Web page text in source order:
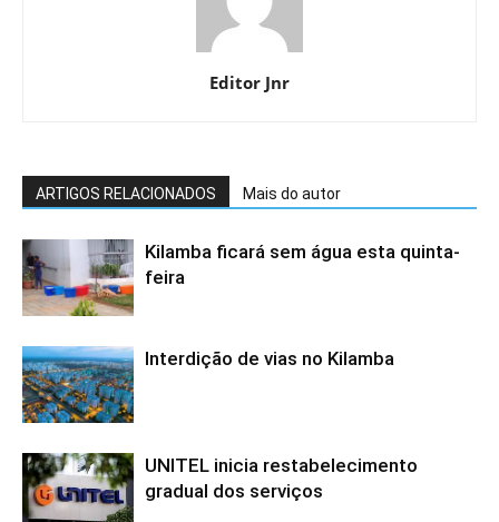
Editor Jnr
ARTIGOS RELACIONADOS Mais do autor
Kilamba ficará sem água esta quinta-
feira
Interdição de vias no Kilamba
UNITEL inicia restabelecimento
gradual dos serviços